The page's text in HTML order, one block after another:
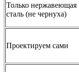
Только нержавеющая
сталь (не чернуха)
Проектируем сами